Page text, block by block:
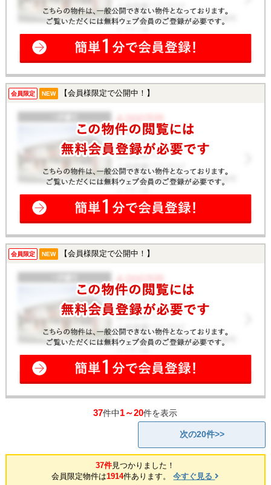
会員限定 NEW 【会員様限定で公開中！】
会員限定 NEW 【会員様限定で公開中！】
37件中1～20件を表示
次の20件>>
37件見つかりました！
会員限定物件は1914件あります。今すぐ見る